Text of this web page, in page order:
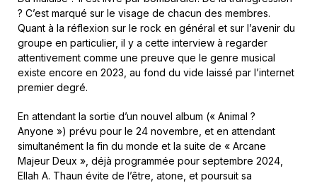
? C’est marqué sur le visage de chacun des membres.
Quant à la réflexion sur le rock en général et sur l’avenir du
groupe en particulier, il y a cette interview à regarder
attentivement comme une preuve que le genre musical
existe encore en 2023, au fond du vide laissé par l’internet
premier degré.
En attendant la sortie d’un nouvel album (« Animal ?
Anyone ») prévu pour le 24 novembre, et en attendant
simultanément la fin du monde et la suite de « Arcane
Majeur Deux », déjà programmée pour septembre 2024,
Ellah A. Thaun évite de l’être, atone, et poursuit sa